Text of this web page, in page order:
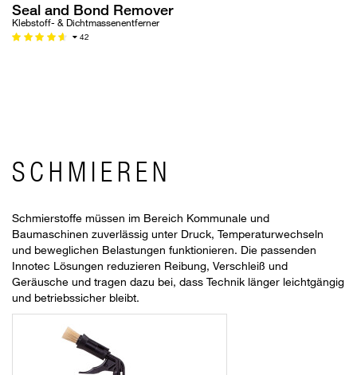
Seal and Bond Remover
Klebstoff- & Dichtmassenentferner
42
SCHMIEREN
Schmierstoffe müssen im Bereich Kommunale und
Baumaschinen zuverlässig unter Druck, Temperaturwechseln
und beweglichen Belastungen funktionieren. Die passenden
Innotec Lösungen reduzieren Reibung, Verschleiß und
Geräusche und tragen dazu bei, dass Technik länger leichtgängig
und betriebssicher bleibt.